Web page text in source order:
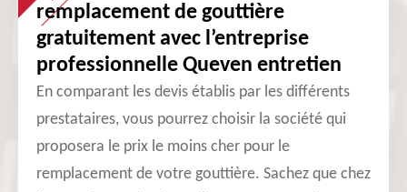
remplacement de gouttière
gratuitement avec l’entreprise
professionnelle Queven entretien
En comparant les devis établis par les différents
prestataires, vous pourrez choisir la société qui
proposera le prix le moins cher pour le
remplacement de votre gouttière. Sachez que chez